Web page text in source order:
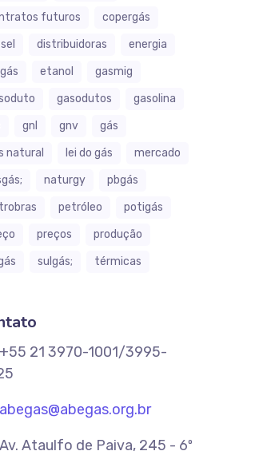
futuros
copergás
distribuidoras
energia
etanol
gasmig
gasodutos
gasolina
gnl gnv
gás
natural
lei do gás
mercado
naturgy
pbgás
petróleo
potigás
preços
produção
sulgás; térmicas
+55 21 3970-1001/3995-
abegas@abegas.org.br
Av. Ataulfo de Paiva, 245 - 6º